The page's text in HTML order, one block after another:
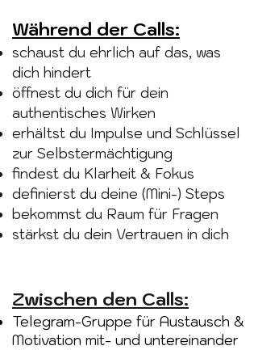
Während der Calls:
schaust du ehrlich auf das, was
dich hindert​
öffnest du dich für dein
authentisches Wirken​
erhältst du Impulse und Schlüssel
zur Selbstermächtigung
findest du Klarheit & Fokus
definierst du deine (Mini-) Steps
bekommst du Raum für Fragen
stärkst du dein Vertrauen in dich
Zwischen den Calls:
Telegram-Gruppe für Austausch &
Motivation mit- und untereinander